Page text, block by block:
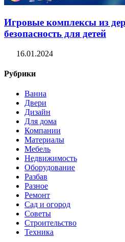
Игровые комплексы из
безопасность для детей
16.01.2024
Рубрики
Ванна
Двери
Дизайн
Для дома
Компании
Материалы
Мебель
Недвижимость
Оборудование
Разбав
Разное
Ремонт
Сад и огород
Советы
Строительство
Техника